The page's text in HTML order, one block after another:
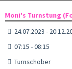
Moni's Turnstung
24.07.2023 -
07:15 - 08:15
Turnschober